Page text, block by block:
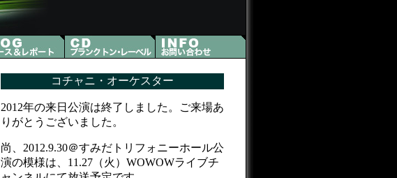
コチャニ・オーケスター
2012年の来日公演は終了しました。ご来場あ
りがとうございました。
尚、2012.9.30＠すみだトリフォニーホール公
演の模様は、11.27（火）WOWOWライブチ